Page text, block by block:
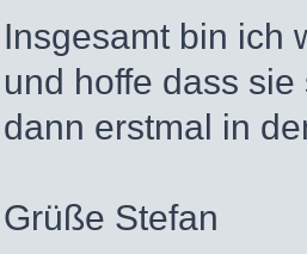
Insgesamt bin ich
und hoffe dass
dann erstmal in
Grüße Stefan